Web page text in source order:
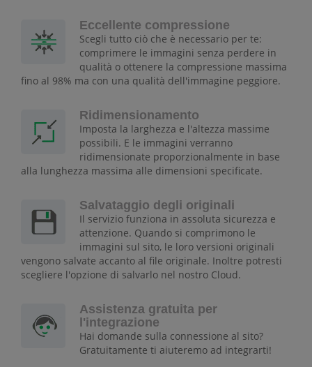
Eccellente compressione
Scegli tutto ciò che è necessario per te:
comprimere le immagini senza perdere in
qualità o ottenere la compressione massima
fino al 98% ma con una qualità dell'immagine peggiore.
Ridimensionamento
Imposta la larghezza e l'altezza massime
possibili. E le immagini verranno
ridimensionate proporzionalmente in base
alla lunghezza massima alle dimensioni specificate.
Salvataggio degli originali
Il servizio funziona in assoluta sicurezza e
attenzione. Quando si comprimono le
immagini sul sito, le loro versioni originali
vengono salvate accanto al file originale. Inoltre potresti
scegliere l'opzione di salvarlo nel nostro Cloud.
Assistenza gratuita per
l'integrazione
Hai domande sulla connessione al sito?
Gratuitamente ti aiuteremo ad integrarti!